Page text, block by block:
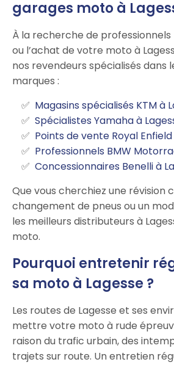
garages moto à
À la recherche de
ou l’achat de votre moto à
nos revendeurs spécialisés dans
marques :
Magasins spécialisés KTM à
Spécialistes Yamaha à
Points de vente Royal
Professionnels BMW
Concessionnaires Benelli à
Que vous cherchiez une révision
changement de pneus ou un
les meilleurs distributeurs à
moto.
Pourquoi entretenir
sa moto à Lagesse ?
Les routes de Lagesse et ses
mettre votre moto à rude
raison du trafic urbain, des
trajets sur route. Un entretien